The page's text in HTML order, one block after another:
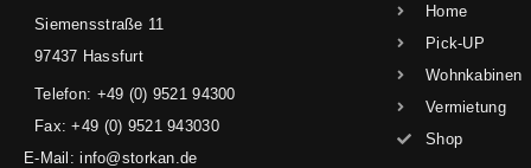
Siemensstraße 11
97437 Hassfurt
Telefon: +49 (0) 9521 94300
Fax: +49 (0) 9521 943030
E-Mail: info@storkan.de
Home
Pick-UP
Wohnkabinen
Vermietung
Shop